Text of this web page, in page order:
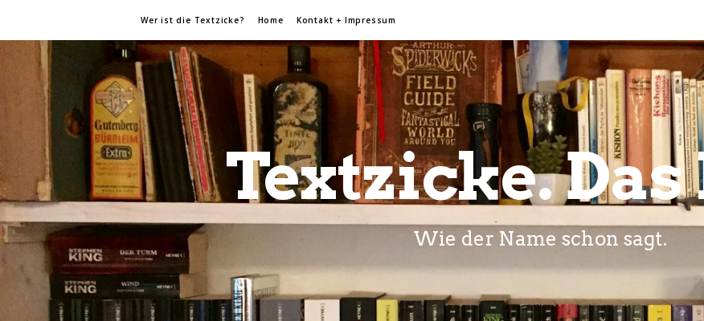
Wer ist die Textzicke? Home Kontakt + Impressum
Textzicke. Das
Wie der Name schon sagt.